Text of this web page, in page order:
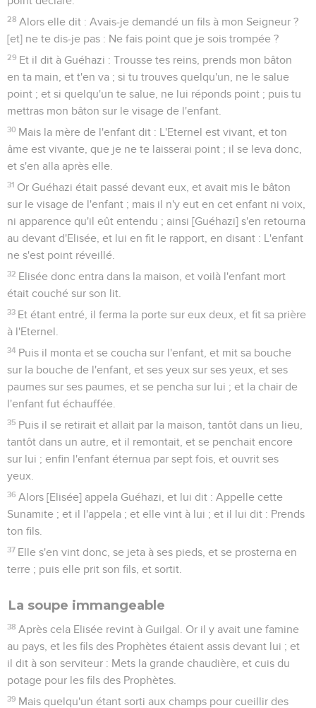
28 Alors elle dit : Avais-je demandé un fils à mon Seigneur ?
[et] ne te dis-je pas : Ne fais point que je sois trompée ?
29 Et il dit à Guéhazi : Trousse tes reins, prends mon bâton
en ta main, et t'en va ; si tu trouves quelqu'un, ne le salue
point ; et si quelqu'un te salue, ne lui réponds point ; puis tu
mettras mon bâton sur le visage de l'enfant.
30 Mais la mère de l'enfant dit : L'Eternel est vivant, et ton
âme est vivante, que je ne te laisserai point ; il se leva donc,
et s'en alla après elle.
31 Or Guéhazi était passé devant eux, et avait mis le bâton
sur le visage de l'enfant ; mais il n'y eut en cet enfant ni voix,
ni apparence qu'il eût entendu ; ainsi [Guéhazi] s'en retourna
au devant d'Elisée, et lui en fit le rapport, en disant : L'enfant
ne s'est point réveillé.
32 Elisée donc entra dans la maison, et voilà l'enfant mort
était couché sur son lit.
33 Et étant entré, il ferma la porte sur eux deux, et fit sa prière
à l'Eternel.
34 Puis il monta et se coucha sur l'enfant, et mit sa bouche
sur la bouche de l'enfant, et ses yeux sur ses yeux, et ses
paumes sur ses paumes, et se pencha sur lui ; et la chair de
l'enfant fut échauffée.
35 Puis il se retirait et allait par la maison, tantôt dans un lieu,
tantôt dans un autre, et il remontait, et se penchait encore
sur lui ; enfin l'enfant éternua par sept fois, et ouvrit ses
yeux.
36 Alors [Elisée] appela Guéhazi, et lui dit : Appelle cette
Sunamite ; et il l'appela ; et elle vint à lui ; et il lui dit : Prends
ton fils.
37 Elle s'en vint donc, se jeta à ses pieds, et se prosterna en
terre ; puis elle prit son fils, et sortit.
La soupe immangeable
38 Après cela Elisée revint à Guilgal. Or il y avait une famine
au pays, et les fils des Prophètes étaient assis devant lui ; et
il dit à son serviteur : Mets la grande chaudière, et cuis du
potage pour les fils des Prophètes.
39 Mais quelqu'un étant sorti aux champs pour cueillir des